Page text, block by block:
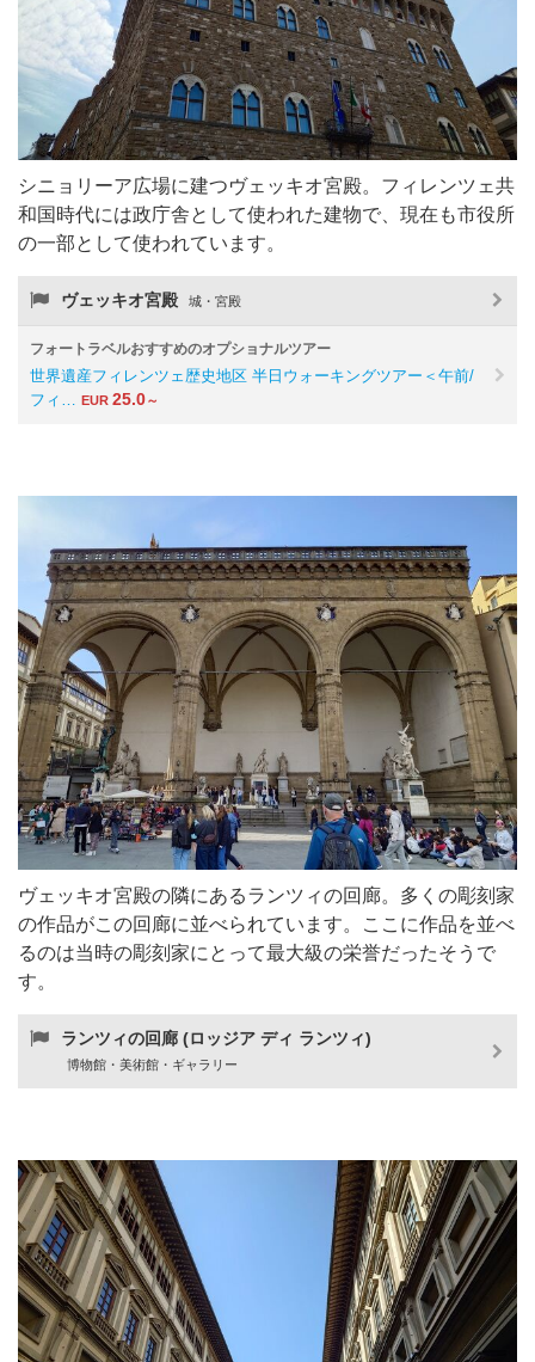
シニョリーア広場に建つヴェッキオ宮殿。フィレンツェ共
和国時代には政庁舎として使われた建物で、現在も市役所
の一部として使われています。
ヴェッキオ宮殿 城・宮殿
フォートラベルおすすめのオプショナルツアー
世界遺産フィレンツェ歴史地区 半日ウォーキングツアー＜午前/
フィ…
EUR 25.0～
ヴェッキオ宮殿の隣にあるランツィの回廊。多くの彫刻家
の作品がこの回廊に並べられています。ここに作品を並べ
るのは当時の彫刻家にとって最大級の栄誉だったそうで
す。
ランツィの回廊 (ロッジア ディ ランツィ)
博物館・美術館・ギャラリー